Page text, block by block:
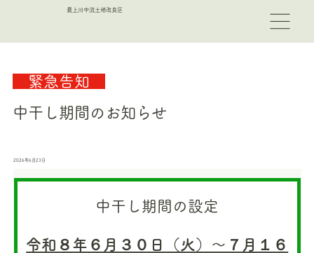
最上川中流土地改良区
緊急告知
中干し期間のお知らせ
2026年6月23日
中干し期間の設定
令和８年６月３０日（火）～７月１６